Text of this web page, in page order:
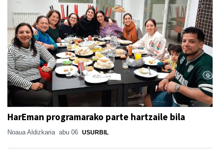
HarEman programarako parte hartzaile bila
Noaua Aldizkaria abu 06 USURBIL